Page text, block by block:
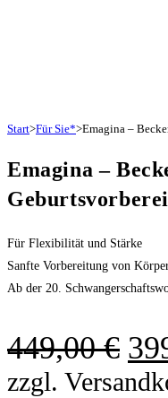
Start>Für Sie*>Emagina –
Emagina –
Für Flexibilität und Stärke
Sanfte Vorbereitung von
Ab der 20.
449,00€
zzgl.